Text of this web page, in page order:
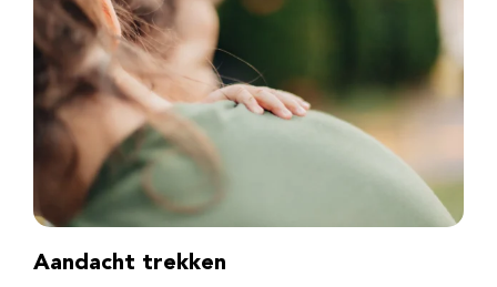
Aandacht trekken